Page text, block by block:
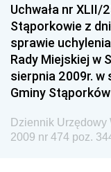
Dziennik
Dziennik
Regionalnej
Dziennik
Dziennik
Dziennik
Inspektora
Uchwała nr XLII/
Stąporkowie z
sprawie
Rady Miejskiej w
sierpnia 2009r.
Gminy
Dziennik
2009 nr 474 poz.